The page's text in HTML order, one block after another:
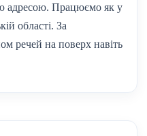
адресою. Працюємо як у
області. За
речей на поверх навіть